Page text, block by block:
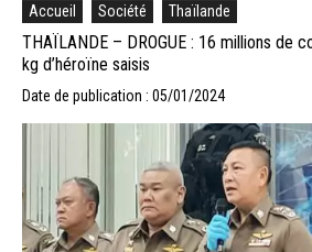
Accueil Société Thaïlande
THAÏLANDE – DROGUE : 16 millions de
kg d’héroïne saisis
Date de publication : 05/01/2024